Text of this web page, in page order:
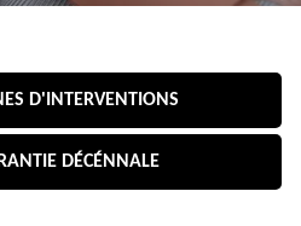
D'INTERVENTIONS
DÉCÉNNALE